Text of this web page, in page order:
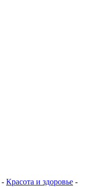
- Красота и здоровье -